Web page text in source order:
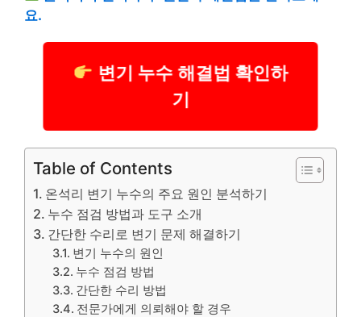
요.
변기 누수 해결법 확인하
기
Table of Contents
온석리 변기 누수의 주요 원인 분석하기
누수 점검 방법과 도구 소개
간단한 수리로 변기 문제 해결하기
변기 누수의 원인
누수 점검 방법
간단한 수리 방법
전문가에게 의뢰해야 할 경우